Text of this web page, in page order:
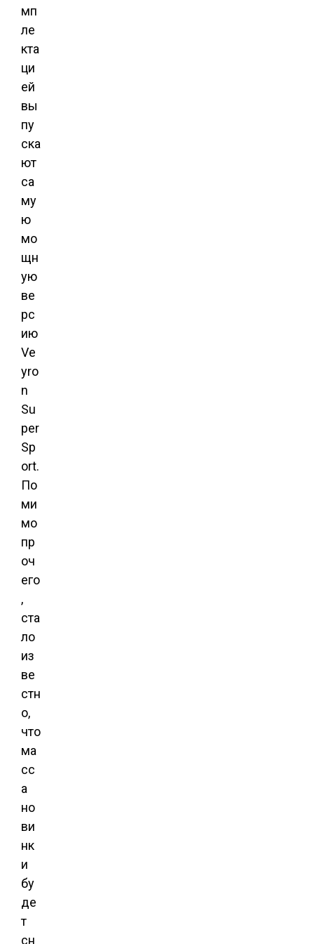
мп
ле
кта
ци
ей
вы
пу
ска
ют
са
му
ю
мо
щн
ую
ве
рс
ию
Ve
yro
n
Su
per
Sp
ort.
По
ми
мо
пр
оч
его
,
ста
ло
из
ве
стн
о,
что
ма
сс
а
но
ви
нк
и
бу
де
т
сн